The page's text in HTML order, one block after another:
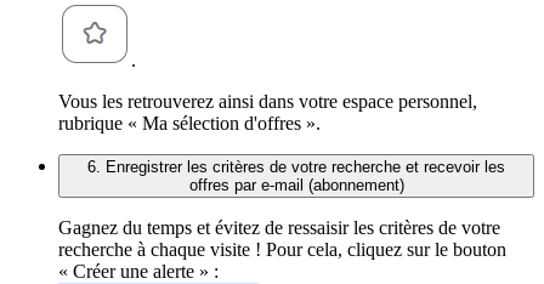
.
Vous les retrouverez ainsi dans votre espace personnel,
rubrique « Ma sélection d'offres ».
6. Enregistrer les critères de votre recherche et recevoir les
offres par e-mail (abonnement)
Gagnez du temps et évitez de ressaisir les critères de votre
recherche à chaque visite ! Pour cela, cliquez sur le bouton
« Créer une alerte » :